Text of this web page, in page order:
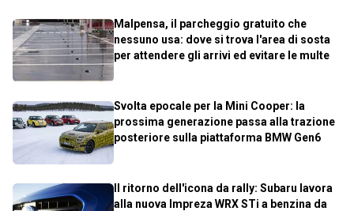
Malpensa, il parcheggio gratuito che
nessuno usa: dove si trova l'area di sosta
per attendere gli arrivi ed evitare le multe
Svolta epocale per la Mini Cooper: la
prossima generazione passa alla trazione
posteriore sulla piattaforma BMW Gen6
Il ritorno dell'icona da rally: Subaru lavora
alla nuova Impreza WRX STi a benzina da